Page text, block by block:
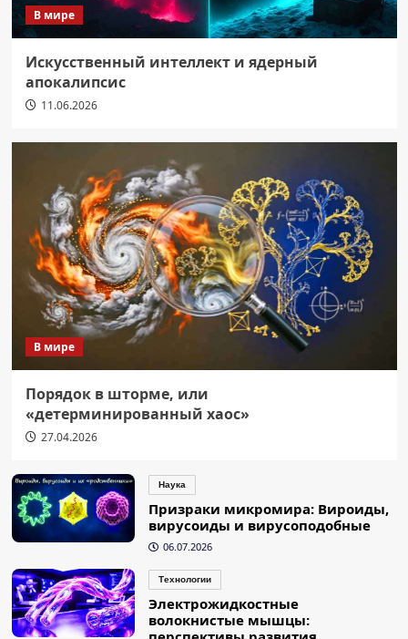
В мире
Искусственный интеллект и ядерный
апокалипсис
11.06.2026
В мире
Порядок в шторме, или
«детерминированный хаос»
27.04.2026
Наука
Призраки микромира: Вироиды,
вирусоиды и вирусоподобные
06.07.2026
Технологии
Электрожидкостные
волокнистые мышцы: